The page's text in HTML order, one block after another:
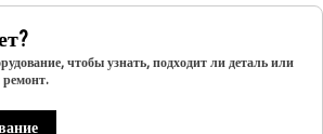
чтобы узнать, подходит ли деталь или